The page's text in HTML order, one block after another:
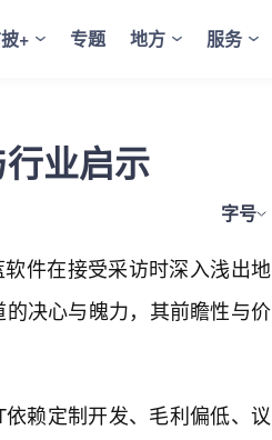
+ 专题 地方 服务
业启示
字号
件在接受采访时深入浅出地
决心与魄力，其前瞻性与价
赖定制开发、毛利偏低、议